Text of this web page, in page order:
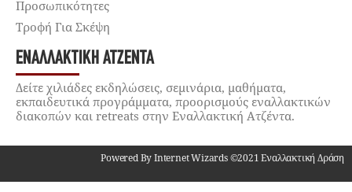
Προσωπικότητες
Τροφή Για Σκέψη
ΕΝΑΛΛΑΚΤΙΚΉ ΑΤΖΈΝΤΑ
Δείτε χιλιάδες εκδηλώσεις, σεμινάρια, μαθήματα,
εκπαιδευτικά προγράμματα, προορισμούς εναλλακτικών
διακοπών και retreats στην Εναλλακτική Ατζέντα.
Powered By Internet Wizards ©2021 Εναλλακτική Δράση